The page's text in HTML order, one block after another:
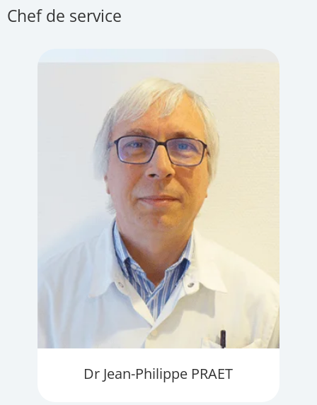
Chef de service
Dr Jean-Philippe PRAET